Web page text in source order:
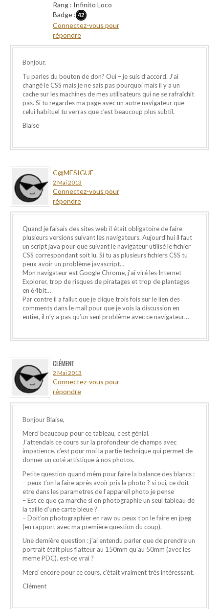
Rang : Infinito Loco
Badge :
Connectez-vous pour
répondre
Bonjour,
Tu parles du bouton de don? Oui – je suis d’accord. J’ai
changé le CSS mais je ne sais pas pourquoi mais il y a un
cache sur les machines de mes utilisateurs qui ne se rafraîchit
pas. Si tu regardes ma page avec un autre navigateur que
celui habituel tu verras que c’est beaucoup plus subtil.
Blaise
C@MESIGUE
2 Mai 2013
Connectez-vous pour
répondre
Quand je faisais des sites web il était obligatoire de faire
plusieurs versions suivant les navigateurs. Aujourd’hui il faut
un script java pour que suivant le navigateur utilisé le fichier
CSS correspondant soit lu. Si tu as plusieurs fichiers CSS tu
peux avoir un problème javascript…
Mon navigateur est Google Chrome, j’ai viré les Internet
Explorer, trop de risques de piratages et trop de plantages
en 64bit…
Par contre il a fallut que je clique trois fois sur le lien des
comments dans le mail pour que je vois la discussion en
entier, il n’y a pas qu’un seul problème avec ce navigateur…
CLÉMENT
2 Mai 2013
Connectez-vous pour
répondre
Bonjour Blaise,
Merci beaucoup pour ce tableau, c’est génial.
J’attendais ce cours sur la profondeur de champs avec
impatience. c’est pour moi la partie technique qui permet de
donner un coté artistique à nos photos.
Petite question quand mêm pour faire la balance des blancs :
– peux t’on la faire après avoir pris la photo ? si oui, ce doit
etre dans les parametres de l’appareil photo je pense
– Est ce que ça marche si on photographie un seul tableau de
la taille d’une carte bleue ?
– Doit’on photographier en raw ou peux t’on le faire en jpeg
(en rapport avec ma première question du coup).
Une dernière question : j’ai entendu parler que de prendre un
portrait était plus flatteur au 150mm qu’au 50mm (avec les
meme PDC). est-ce vrai ?
Merci encore pour ce cours, c’était vraiment très intéressant.
Clément